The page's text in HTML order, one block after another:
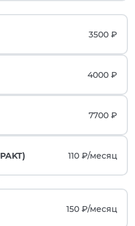
3500 ₽
4000 ₽
7700 ₽
110 ₽/месяц
150 ₽/месяц